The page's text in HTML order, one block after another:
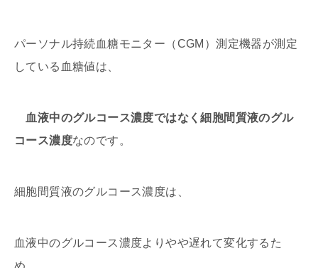
パーソナル持続血糖モニター（CGM）測定機器が測定
している血糖値は、
血液中のグルコース濃度ではなく細胞間質液のグル
コース濃度なのです。
細胞間質液のグルコース濃度は、
血液中のグルコース濃度よりやや遅れて変化するた